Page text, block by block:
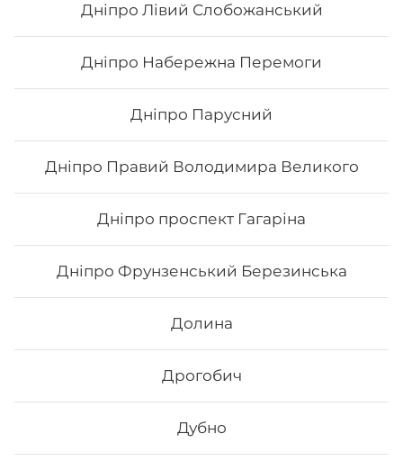
Дніпро Лівий Слобожанський
Дніпро Набережна Перемоги
Дніпро Парусний
Дніпро Правий Володимира Великого
Дніпро проспект Гагаріна
Дніпро Фрунзенський Березинська
Долина
Дрогобич
Дубно
Тропік
Вага: 245 г Склад: Норі, рис, сир філадельфія, манго,
132